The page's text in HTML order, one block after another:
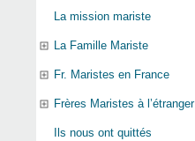
La mission mariste
La Famille Mariste
Fr. Maristes en France
Frères Maristes à l’étranger
Ils nous ont quittés